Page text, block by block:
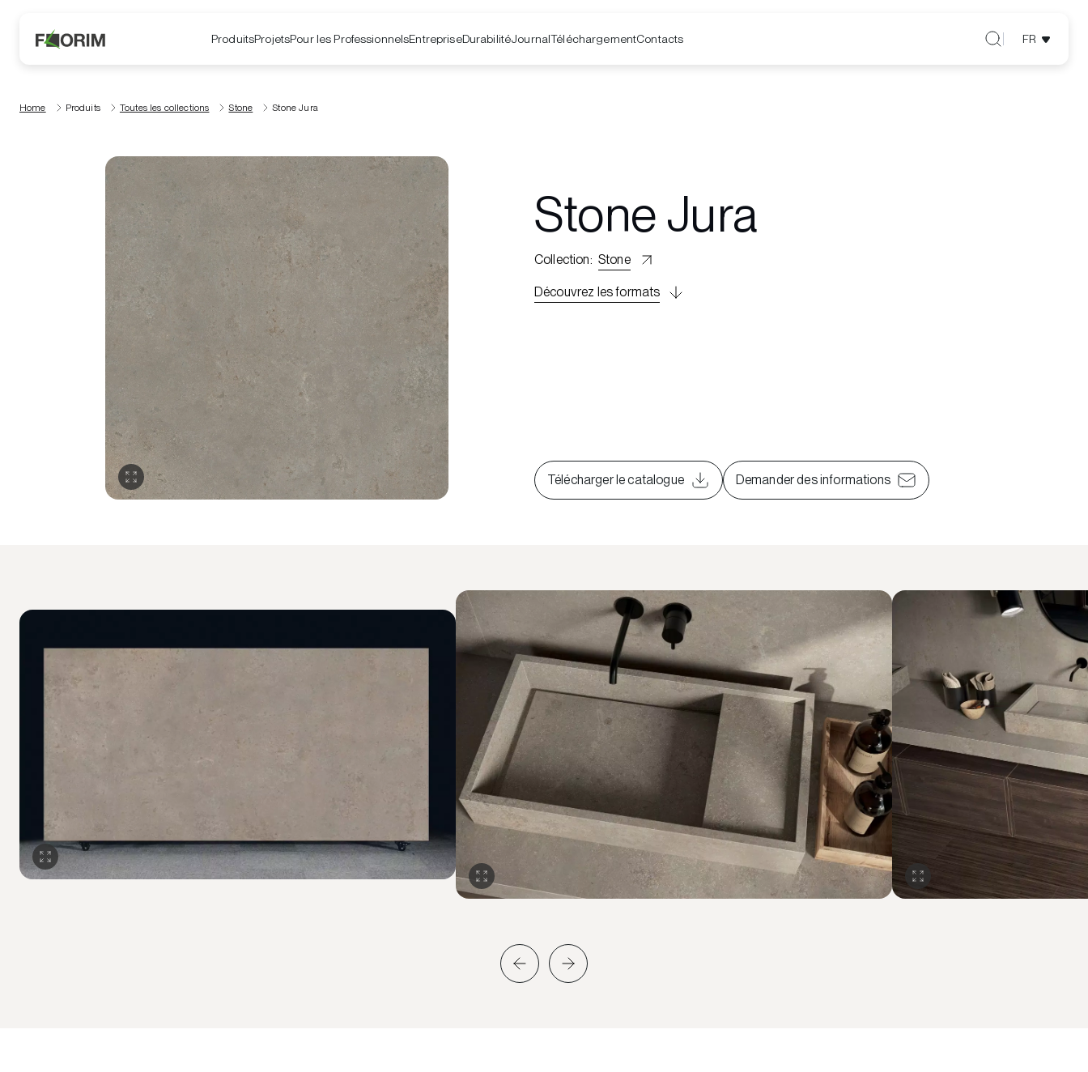
ProduitsProjetsPour les ProfessionnelsEntrepriseDurabilitéJournalTéléchargementContacts FR
Home Produits Toutes les collections Stone Stone Jura
Stone Jura
Collection: Stone
Découvrez les formats
Télécharger le catalogue Demander des informations